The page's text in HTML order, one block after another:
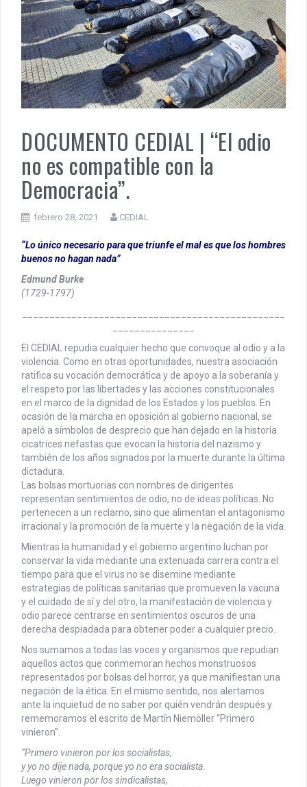
MUÑIZ. PORQUE LA HISTORIA TE JUZGARÁ
PENSAR UNA SEÑAL | Se echan los dados éticos de la
sustentibilidad. | 6 DE AGOSTO: SOBERANIA TERRITORIAL,
ECONOMICA Y POLITICA
DOCUMENTO CEDIAL | “El odio
no es compatible con la
Democracia”.
febrero 28, 2021 CEDIAL
“Lo único necesario para que triunfe el mal es que los hombres
buenos no hagan nada”
Edmund Burke
(1729-1797)
El CEDIAL repudia cualquier hecho que convoque al odio y a la
violencia. Como en otras oportunidades, nuestra asociación
ratifica su vocación democrática y de apoyo a la soberanía y
el respeto por las libertades y las acciones constitucionales
en el marco de la dignidad de los Estados y los pueblos. En
ocasión de la marcha en oposición al gobierno nacional, se
apeló a símbolos de desprecio que han dejado en la historia
cicatrices nefastas que evocan la historia del nazismo y
también de los años signados por la muerte durante la última
dictadura.
Las bolsas mortuorias con nombres de dirigentes
representan sentimientos de odio, no de ideas políticas. No
pertenecen a un reclamo, sino que alimentan el antagonismo
irracional y la promoción de la muerte y la negación de la vida.
Mientras la humanidad y el gobierno argentino luchan por
conservar la vida mediante una extenuada carrera contra el
tiempo para que el virus no se disemine mediante
estrategias de políticas sanitarias que promueven la vacuna
y el cuidado de sí y del otro, la manifestación de violencia y
odio parece centrarse en sentimientos oscuros de una
derecha despiadada para obtener poder a cualquier precio.
Nos sumamos a todas las voces y organismos que repudian
aquellos actos que conmemoran hechos monstruosos
representados por bolsas del horror, ya que manifiestan una
negación de la ética. En el mismo sentido, nos alertamos
ante la inquietud de no saber por quién vendrán después y
rememoramos el escrito de Martín Niemöller “Primero
vinieron”.
“Primero vinieron por los socialistas,
y yo no dije nada, porque yo no era socialista.
Luego vinieron por los sindicalistas,